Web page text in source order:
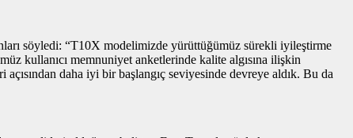
söyledi: “T10X modelimizde yürüttüğümüz sürekli iyileştirme
kullanıcı memnuniyet anketlerinde kalite algısına ilişkin
daha iyi bir başlangıç seviyesinde devreye aldık. Bu da